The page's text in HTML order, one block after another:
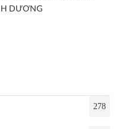
DƯƠNG
278